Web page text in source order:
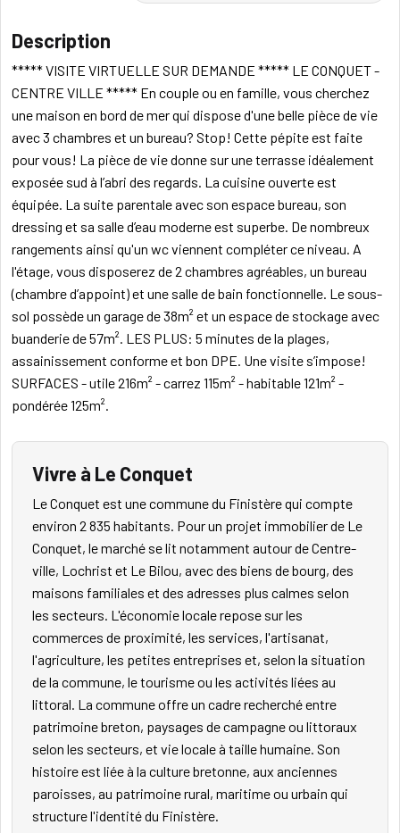
Description
***** VISITE VIRTUELLE SUR DEMANDE ***** LE CONQUET -
CENTRE VILLE ***** En couple ou en famille, vous cherchez
une maison en bord de mer qui dispose d'une belle pièce de vie
avec 3 chambres et un bureau? Stop! Cette pépite est faite
pour vous! La pièce de vie donne sur une terrasse idéalement
exposée sud à l’abri des regards. La cuisine ouverte est
équipée. La suite parentale avec son espace bureau, son
dressing et sa salle d’eau moderne est superbe. De nombreux
rangements ainsi qu'un wc viennent compléter ce niveau. A
l'étage, vous disposerez de 2 chambres agréables, un bureau
(chambre d’appoint) et une salle de bain fonctionnelle. Le sous-
sol possède un garage de 38m² et un espace de stockage avec
buanderie de 57m². LES PLUS: 5 minutes de la plages,
assainissement conforme et bon DPE. Une visite s’impose!
SURFACES - utile 216m² - carrez 115m² - habitable 121m² -
pondérée 125m².
Vivre à Le Conquet
Le Conquet est une commune du Finistère qui compte
environ 2 835 habitants. Pour un projet immobilier de Le
Conquet, le marché se lit notamment autour de Centre-
ville, Lochrist et Le Bilou, avec des biens de bourg, des
maisons familiales et des adresses plus calmes selon
les secteurs. L'économie locale repose sur les
commerces de proximité, les services, l'artisanat,
l'agriculture, les petites entreprises et, selon la situation
de la commune, le tourisme ou les activités liées au
littoral. La commune offre un cadre recherché entre
patrimoine breton, paysages de campagne ou littoraux
selon les secteurs, et vie locale à taille humaine. Son
histoire est liée à la culture bretonne, aux anciennes
paroisses, au patrimoine rural, maritime ou urbain qui
structure l'identité du Finistère.